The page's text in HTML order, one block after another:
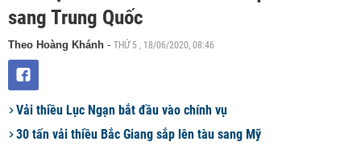
sang Trung Quốc
Theo Hoàng Khánh - THỨ 5 , 18/06/2020, 08:46
Vải thiều Lục Ngạn bắt đầu vào chính vụ
30 tấn vải thiều Bắc Giang sắp lên tàu sang Mỹ